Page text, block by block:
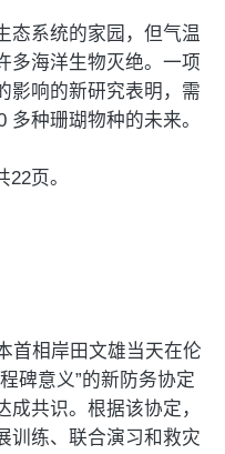
态系统的家园，但气温
多海洋生物灭绝。一项
影响的新研究表明，需
种珊瑚物种的未来。
页。
首相岸田文雄当天在伦
碑意义”的新防务协定
共识。根据该协定，
训练、联合演习和救灾